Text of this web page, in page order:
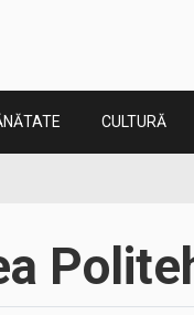
CULTURĂ